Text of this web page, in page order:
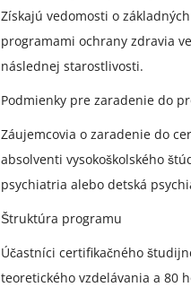
Získajú vedomosti o
programami ochrany zdravia
následnej starostlivosti.
Podmienky pre zaradenie do
Záujemcovia o zaradenie do
absolventi vysokoškolského
psychiatria alebo detská
Štruktúra programu
Účastníci certifikačného
teoretického vzdelávania a 80